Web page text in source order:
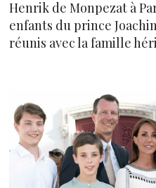
Henrik de Monpezat à
enfants du prince
réunis avec la famille